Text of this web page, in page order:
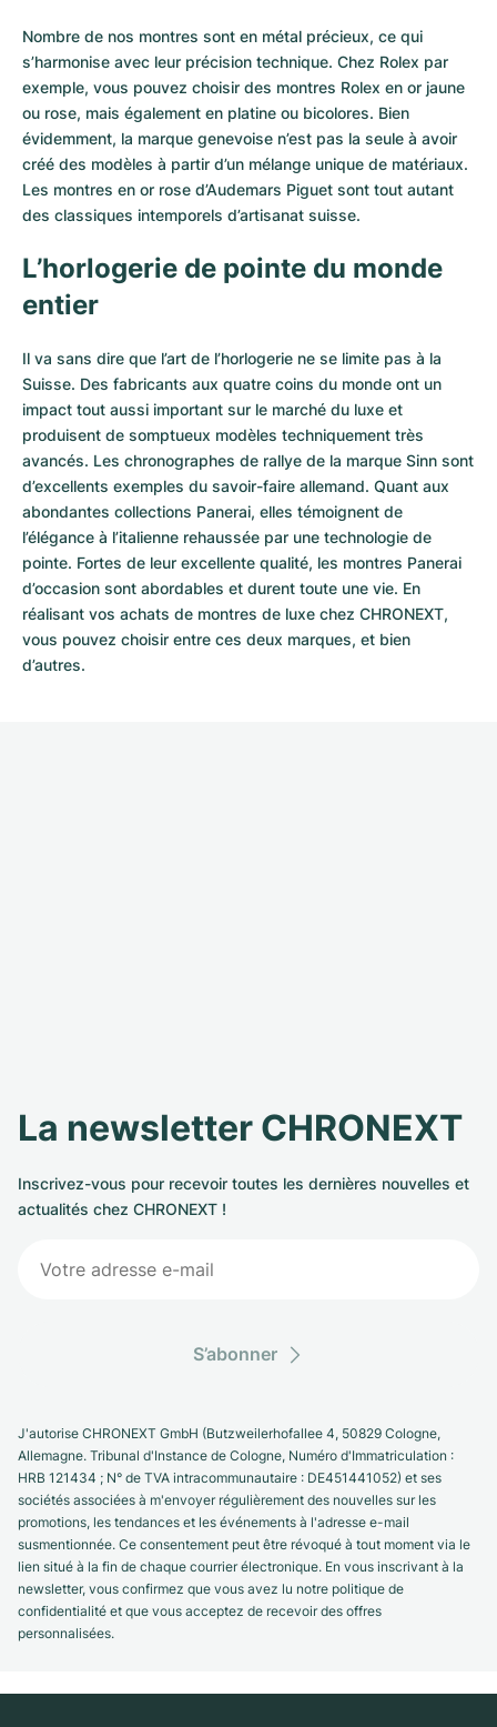
Nombre de nos montres sont en métal précieux, ce qui
s’harmonise avec leur précision technique. Chez Rolex par
exemple, vous pouvez choisir des montres Rolex en or jaune
ou rose, mais également en platine ou bicolores. Bien
évidemment, la marque genevoise n’est pas la seule à avoir
créé des modèles à partir d’un mélange unique de matériaux.
Les montres en or rose d’Audemars Piguet sont tout autant
des classiques intemporels d’artisanat suisse.
L’horlogerie de pointe du monde
entier
Il va sans dire que l’art de l’horlogerie ne se limite pas à la
Suisse. Des fabricants aux quatre coins du monde ont un
impact tout aussi important sur le marché du luxe et
produisent de somptueux modèles techniquement très
avancés. Les chronographes de rallye de la marque Sinn sont
d’excellents exemples du savoir-faire allemand. Quant aux
abondantes collections Panerai, elles témoignent de
l’élégance à l’italienne rehaussée par une technologie de
pointe. Fortes de leur excellente qualité, les montres Panerai
d’occasion sont abordables et durent toute une vie. En
réalisant vos achats de montres de luxe chez CHRONEXT,
vous pouvez choisir entre ces deux marques, et bien
d’autres.
La newsletter CHRONEXT
Inscrivez-vous pour recevoir toutes les dernières nouvelles et
actualités chez CHRONEXT !
S’abonner
J'autorise CHRONEXT GmbH (Butzweilerhofallee 4, 50829 Cologne,
Allemagne. Tribunal d'Instance de Cologne, Numéro d'Immatriculation :
HRB 121434 ; N° de TVA intracommunautaire : DE451441052) et ses
sociétés associées à m'envoyer régulièrement des nouvelles sur les
promotions, les tendances et les événements à l'adresse e-mail
susmentionnée. Ce consentement peut être révoqué à tout moment via le
lien situé à la fin de chaque courrier électronique. En vous inscrivant à la
newsletter, vous confirmez que vous avez lu notre politique de
confidentialité et que vous acceptez de recevoir des offres
personnalisées.